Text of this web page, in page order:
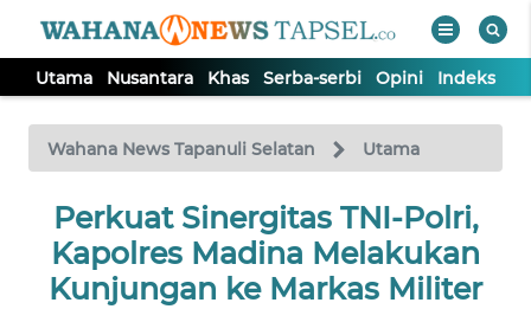
Utama Nusantara Khas Serba-serbi Opini Indeks
Wahana News Tapanuli Selatan Utama
Perkuat Sinergitas TNI-Polri,
Kapolres Madina Melakukan
Kunjungan ke Markas Militer
TV
Tutup
UTAMA
NUSANTARA